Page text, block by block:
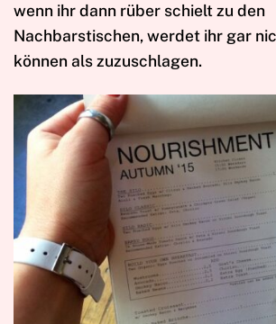
wenn ihr dann rüber schielt zu den
Nachbarstischen, werdet ihr gar
können als zuzuschlagen.